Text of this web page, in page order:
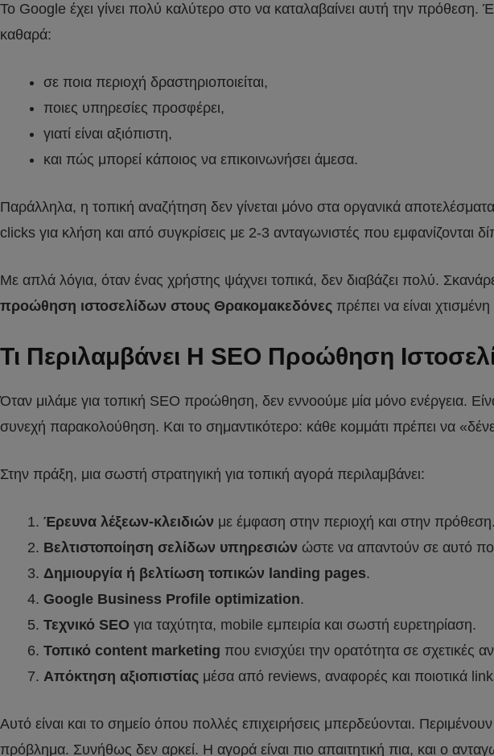
Το Google έχει γίνει πολύ καλύτερο στο να καταλαβαίνει αυτή την πρόθεση.
καθαρά:
σε ποια περιοχή δραστηριοποιείται,
ποιες υπηρεσίες προσφέρει,
γιατί είναι αξιόπιστη,
και πώς μπορεί κάποιος να επικοινωνήσει άμεσα.
Παράλληλα, η τοπική αναζήτηση δεν γίνεται μόνο στα οργανικά
clicks για κλήση και από συγκρίσεις με 2-3 ανταγωνιστές που εμφανίζονται
Με απλά λόγια, όταν ένας χρήστης ψάχνει τοπικά, δεν διαβάζει πολύ.
προώθηση ιστοσελίδων στους Θρακομακεδόνες πρέπει να είναι
Τι Περιλαμβάνει Η SEO Προώθηση
Όταν μιλάμε για τοπική SEO προώθηση, δεν εννοούμε μία μόνο ενέργεια.
συνεχή παρακολούθηση. Και το σημαντικότερο: κάθε κομμάτι πρέπει να
Στην πράξη, μια σωστή στρατηγική για τοπική αγορά περιλαμβάνει:
Έρευνα λέξεων-κλειδιών με έμφαση στην περιοχή και στην πρόθεση.
Βελτιστοποίηση σελίδων υπηρεσιών ώστε να απαντούν σε αυτό
Δημιουργία ή βελτίωση τοπικών landing pages.
Google Business Profile optimization.
Τεχνικό SEO για ταχύτητα, mobile εμπειρία και σωστή ευρετηρίαση.
Τοπικό content marketing που ενισχύει την ορατότητα σε σχετικές
Απόκτηση αξιοπιστίας μέσα από reviews, αναφορές και ποιοτικά
Αυτό είναι και το σημείο όπου πολλές επιχειρήσεις μπερδεύονται.
πρόβλημα. Συνήθως δεν αρκεί. Η αγορά είναι πιο απαιτητική πια, και ο